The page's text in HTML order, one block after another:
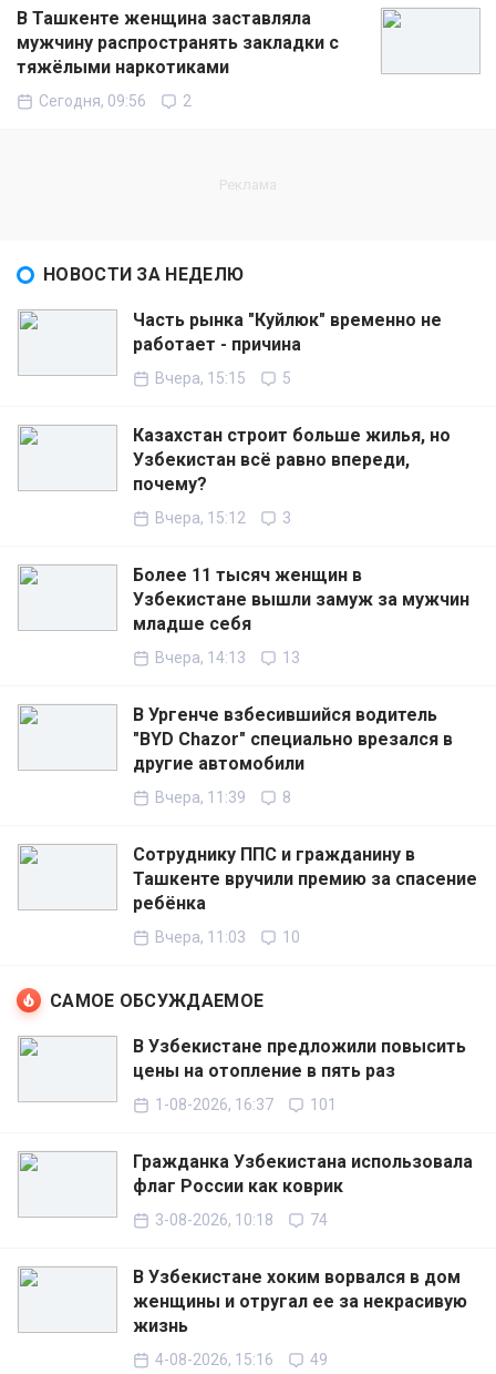
В Ташкенте женщина заставляла
мужчину распространять закладки с
тяжёлыми наркотиками
Сегодня, 09:56 2
НОВОСТИ ЗА НЕДЕЛЮ
Часть рынка "Куйлюк" временно не
работает - причина
Вчера, 15:15 5
Казахстан строит больше жилья, но
Узбекистан всё равно впереди,
почему?
Вчера, 15:12 3
Более 11 тысяч женщин в
Узбекистане вышли замуж за мужчин
младше себя
Вчера, 14:13 13
В Ургенче взбесившийся водитель
"BYD Chazor" специально врезался в
другие автомобили
Вчера, 11:39 8
Сотруднику ППС и гражданину в
Ташкенте вручили премию за спасение
ребёнка
Вчера, 11:03 10
САМОЕ ОБСУЖДАЕМОЕ
В Узбекистане предложили повысить
цены на отопление в пять раз
1-08-2026, 16:37 101
Гражданка Узбекистана использовала
флаг России как коврик
3-08-2026, 10:18 74
В Узбекистане хоким ворвался в дом
женщины и отругал ее за некрасивую
жизнь
4-08-2026, 15:16 49